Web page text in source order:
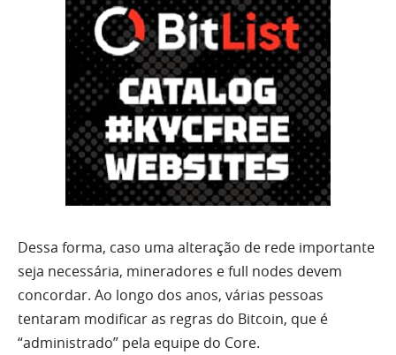
Dessa forma, caso uma alteração de rede importante
seja necessária, mineradores e full nodes devem
concordar. Ao longo dos anos, várias pessoas
tentaram modificar as regras do Bitcoin, que é
“administrado” pela equipe do Core.